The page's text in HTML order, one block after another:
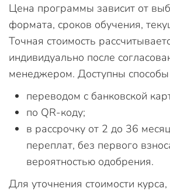
Цена программы зависит от
формата, сроков обучения,
Точная стоимость
индивидуально после
менеджером. Доступны
переводом с банковской
по QR-коду;
в рассрочку от 2 до 36
переплат, без первого
вероятностью одобрения.
Для уточнения стоимости курса,